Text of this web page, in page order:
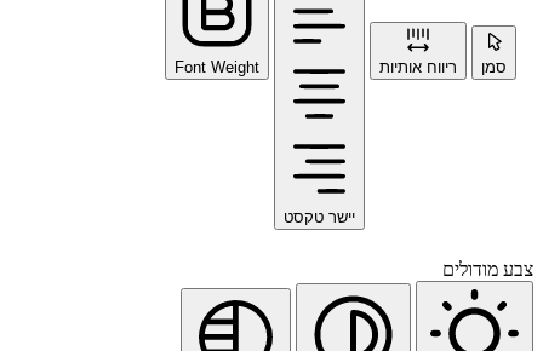
ריווח אותיות
יישר טקסט
Font Weight
מודולים